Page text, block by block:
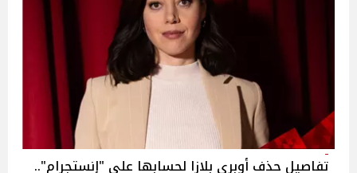
تفاصيل حذف أوبري بلازا لحسابها على "إنستجرام"..